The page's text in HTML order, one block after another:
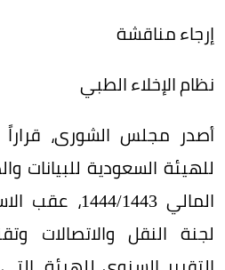
إرجاء مناقشة
نظام الإخلاء الطبي
أصدر مجلس الشورى، قراراً
للهيئة السعودية للبيانات
المالي 1443/‏‏
لجنة النقل والاتصالات